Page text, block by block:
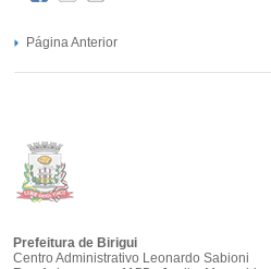
Página Anterior
Prefeitura de Birigui
Centro Administrativo Leonardo Sabioni